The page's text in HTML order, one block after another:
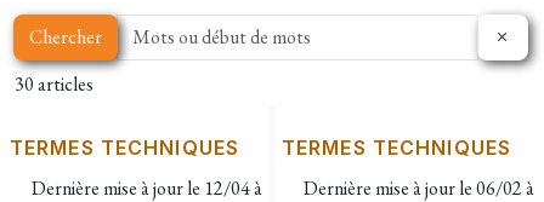
Chercher
30 articles
TERMES TECHNIQUES
Dernière mise à jour le 12/04 à
TERMES TECHNIQUES
Dernière mise à jour le06/02 à